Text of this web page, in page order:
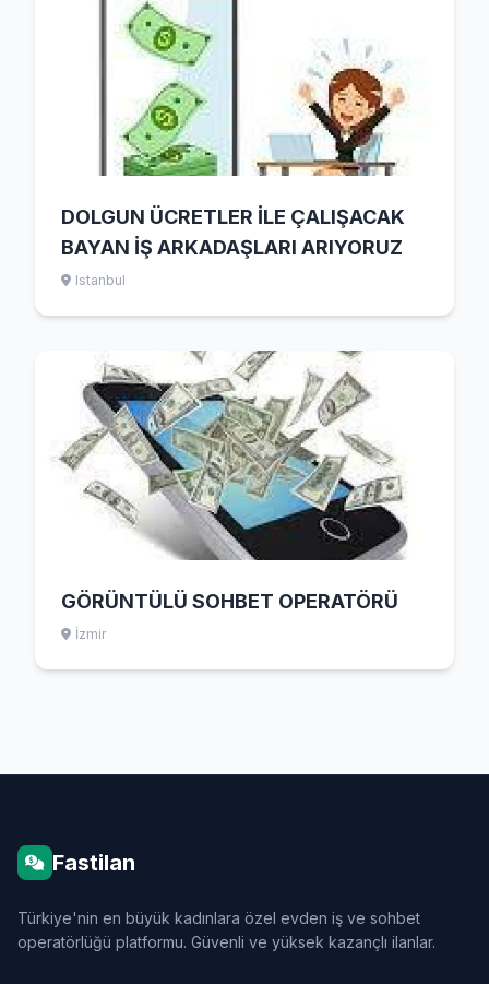
DOLGUN ÜCRETLER İLE ÇALIŞACAK
BAYAN İŞ ARKADAŞLARI ARIYORUZ
Istanbul
GÖRÜNTÜLÜ SOHBET OPERATÖRÜ
İzmir
Fastilan
Türkiye'nin en büyük kadınlara özel evden iş ve sohbet
operatörlüğü platformu. Güvenli ve yüksek kazançlı ilanlar.